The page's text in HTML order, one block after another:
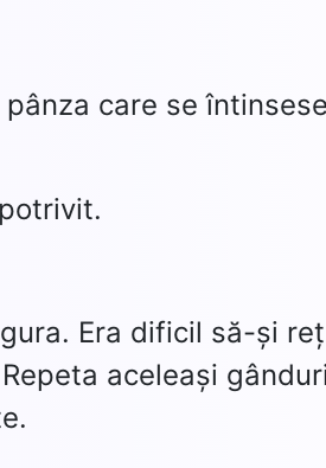
care se
Era dificil să-și
aceleași